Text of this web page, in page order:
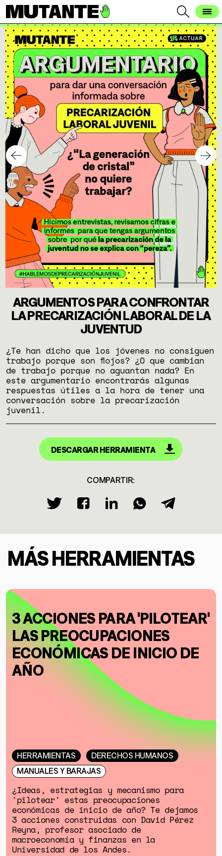
ARGUMENTOS PARA CONFRONTAR
LA PRECARIZACIÓN LABORAL DE LA
JUVENTUD
¿Te han dicho que los jóvenes no consiguen
trabajo porque son flojos? ¿O que cambian
de trabajo porque no aguantan nada? En
este argumentario encontrarás algunas
respuestas útiles a la hora de tener una
conversación sobre la precarización
juvenil.
DESCARGAR HERRAMIENTA
COMPARTIR:
MÁS HERRAMIENTAS
3 ACCIONES PARA 'PILOTEAR'
LAS PREOCUPACIONES
ECONÓMICAS DE INICIO DE
AÑO
HERRAMIENTAS
DERECHOS HUMANOS
MANUALES Y BARAJAS
¿Ideas, estrategias y mecanismo para
'pilotear' estas preocupaciones
económicas de inicio de año? Te dejamos
3 acciones construidas con David Pérez
Reyna, profesor asociado de
macroeconomía y finanzas en la
Universidad de los Andes.